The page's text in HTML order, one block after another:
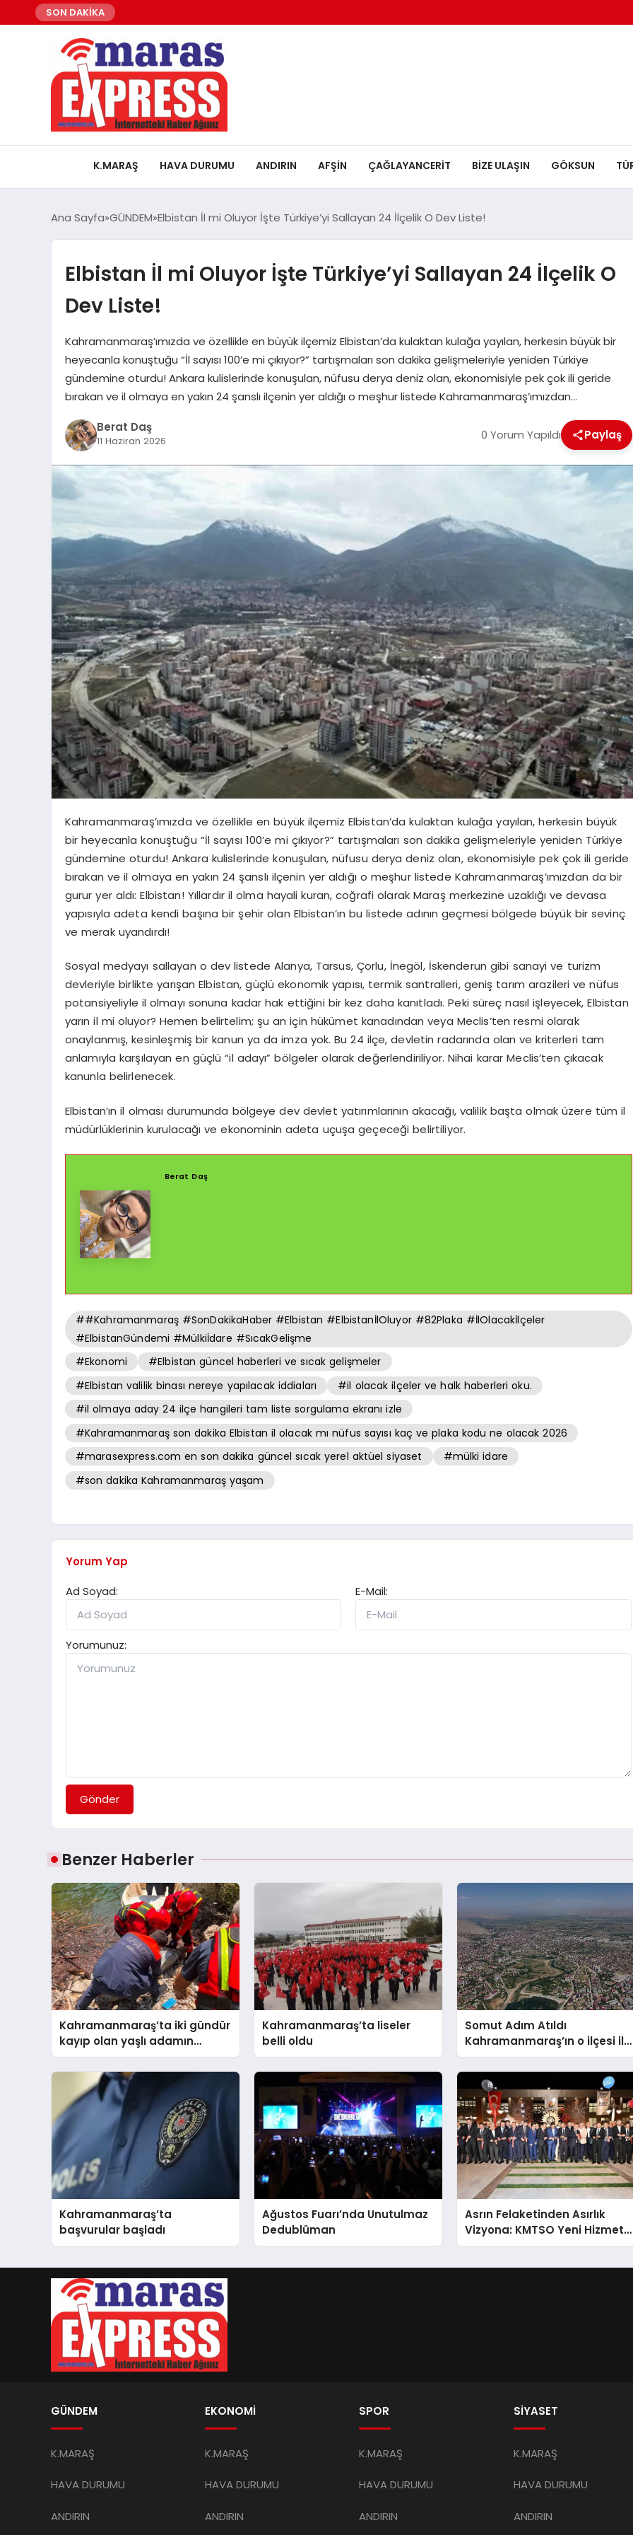
SON DAKİKA
K.MARAŞ HAVA DURUMU ANDIRIN AFŞİN ÇAĞLAYANCERİT BİZE ULAŞIN GÖKSUN
Ana Sayfa GÜNDEM Elbistan İl mi Oluyor İşte Türkiye’yi Sallayan 24 İlçelik O Dev Liste!
Elbistan İl mi Oluyor İşte Türkiye’yi Sallayan 24 İlçelik O
Dev Liste!
Kahramanmaraş’ımızda ve özellikle en büyük ilçemiz Elbistan’da kulaktan kulağa yayılan, herkesin büyük bir
heyecanla konuştuğu “İl sayısı 100’e mi çıkıyor?” tartışmaları son dakika gelişmeleriyle yeniden Türkiye
gündemine oturdu! Ankara kulislerinde konuşulan, nüfusu derya deniz olan, ekonomisiyle pek çok ili geride
bırakan ve il olmaya en yakın 24 şanslı ilçenin yer aldığı o meşhur listede Kahramanmaraş’ımızdan…
Berat Daş
11 Haziran 2026 0 Yorum Yapıldı Paylaş
Kahramanmaraş’ımızda ve özellikle en büyük ilçemiz Elbistan’da kulaktan kulağa yayılan, herkesin büyük
bir heyecanla konuştuğu “İl sayısı 100’e mi çıkıyor?” tartışmaları son dakika gelişmeleriyle yeniden Türkiye
gündemine oturdu! Ankara kulislerinde konuşulan, nüfusu derya deniz olan, ekonomisiyle pek çok ili geride
bırakan ve il olmaya en yakın 24 şanslı ilçenin yer aldığı o meşhur listede Kahramanmaraş’ımızdan da bir
gurur yer aldı: Elbistan! Yıllardır il olma hayali kuran, coğrafi olarak Maraş merkezine uzaklığı ve devasa
yapısıyla adeta kendi başına bir şehir olan Elbistan’ın bu listede adının geçmesi bölgede büyük bir sevinç
ve merak uyandırdı!
Sosyal medyayı sallayan o dev listede Alanya, Tarsus, Çorlu, İnegöl, İskenderun gibi sanayi ve turizm
devleriyle birlikte yarışan Elbistan, güçlü ekonomik yapısı, termik santralleri, geniş tarım arazileri ve nüfus
potansiyeliyle il olmayı sonuna kadar hak ettiğini bir kez daha kanıtladı. Peki süreç nasıl işleyecek, Elbistan
yarın il mi oluyor? Hemen belirtelim; şu an için hükümet kanadından veya Meclis’ten resmi olarak
onaylanmış, kesinleşmiş bir kanun ya da imza yok. Bu 24 ilçe, devletin radarında olan ve kriterleri tam
anlamıyla karşılayan en güçlü “il adayı” bölgeler olarak değerlendiriliyor. Nihai karar Meclis’ten çıkacak
kanunla belirlenecek.
Elbistan’ın il olması durumunda bölgeye dev devlet yatırımlarının akacağı, valilik başta olmak üzere tüm il
müdürlüklerinin kurulacağı ve ekonominin adeta uçuşa geçeceği belirtiliyor.
Berat Daş
##Kahramanmaraş #SonDakikaHaber #Elbistan #ElbistanİlOluyor #82Plaka #İlOlacakİlçeler
#ElbistanGündemi #Mülkiİdare #SıcakGelişme
#Ekonomi
#Elbistan güncel haberleri ve sıcak gelişmeler
#Elbistan valilik binası nereye yapılacak iddiaları
#il olacak ilçeler ve halk haberleri oku.
#il olmaya aday 24 ilçe hangileri tam liste sorgulama ekranı izle
#Kahramanmaraş son dakika Elbistan il olacak mı nüfus sayısı kaç ve plaka kodu ne olacak 2026
#marasexpress.com en son dakika güncel sıcak yerel aktüel siyaset
#mülki idare
#son dakika Kahramanmaraş yaşam
Yorum Yap
Ad Soyad:
E-Mail:
Yorumunuz:
Gönder
Benzer Haberler
Kahramanmaraş’ta iki gündür
kayıp olan yaşlı adamın
cansız bedeni barajda
bulundu
Kahramanmaraş’ta liseler
belli oldu
Somut Adım Atıldı
Kahramanmaraş’ın o ilçesi il
olacak
Kahramanmaraş’ta
başvurular başladı
Ağustos Fuarı’nda Unutulmaz
Dedublüman
Asrın Felaketinden Asırlık
Vizyona: KMTSO Yeni Hizmet
Binası Görkemli Bir Törenle
GÜNDEM
K.MARAŞ
HAVA DURUMU
ANDIRIN
EKONOMİ
K.MARAŞ
HAVA DURUMU
ANDIRIN
SPOR
K.MARAŞ
HAVA DURUMU
ANDIRIN
SİYASET
K.MARAŞ
HAVA DURUMU
ANDIRIN